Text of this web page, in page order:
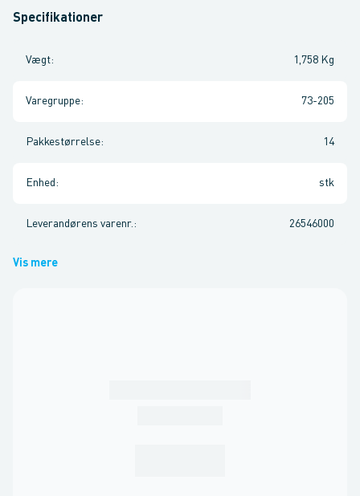
Specifikationer
Vægt: 1,758 Kg
Varegruppe: 73-205
Pakkestørrelse: 14
Enhed : stk
Leverandørens varenr. : 26546000
Vis mere